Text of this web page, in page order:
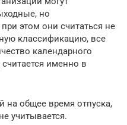
но
этом они считаться не
классификацию, все
календарного
именно в
общее время отпуска,
учитывается.